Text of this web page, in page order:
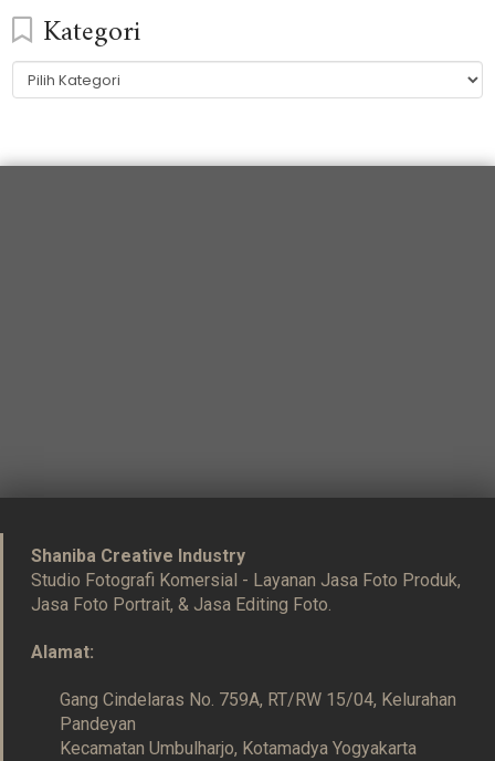
Kategori
Kategori
Shaniba Creative Industry
Studio Fotografi Komersial - Layanan Jasa Foto Produk,
Jasa Foto Portrait, & Jasa Editing Foto.
Alamat:
Gang Cindelaras No. 759A, RT/RW 15/04, Kelurahan
Pandeyan
Kecamatan Umbulharjo, Kotamadya Yogyakarta